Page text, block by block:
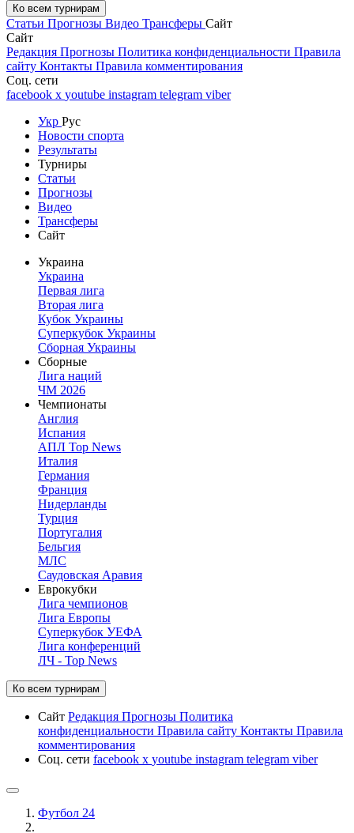
Ко всем турнирам
Статьи Прогнозы Видео Трансферы Сайт
Сайт
Редакция Прогнозы Политика конфиденциальности Правила
сайту Контакты Правила комментирования
Соц. сети
facebook x youtube instagram telegram viber
Укр Рус
Новости спорта
Результаты
Турниры
Статьи
Прогнозы
Видео
Трансферы
Сайт
Украина
Украина
Первая лига
Вторая лига
Кубок Украины
Суперкубок Украины
Сборная Украины
Сборные
Лига наций
ЧМ 2026
Чемпионаты
Англия
Испания
АПЛ Top News
Италия
Германия
Франция
Нидерланды
Турция
Португалия
Бельгия
МЛС
Саудовская Аравия
Еврокубки
Лига чемпионов
Лига Европы
Суперкубок УЕФА
Лига конференций
ЛЧ - Top News
Ко всем турнирам
Сайт Редакция Прогнозы Политика
конфиденциальности Правила сайту Контакты Правила
комментирования
Соц. сети facebook x youtube instagram telegram viber
Футбол 24